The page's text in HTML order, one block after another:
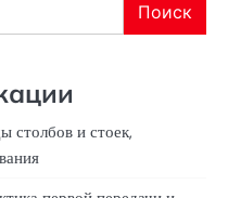
Поиск
столбов и стоек,